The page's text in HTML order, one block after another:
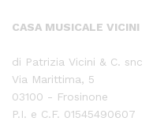
CASA MUSICALE VICINI
di Patrizia Vicini & C. snc
Via Marittima, 5
03100 - Frosinone
P.I. e C.F. 01545490607